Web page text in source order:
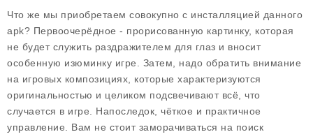
Что же мы приобретаем совокупно с инсталляцией данного
apk? Первоочерёдное - прорисованную картинку, которая
не будет служить раздражителем для глаз и вносит
особенную изюминку игре. Затем, надо обратить внимание
на игровых композициях, которые характеризуются
оригинальностью и целиком подсвечивают всё, что
случается в игре. Напоследок, чёткое и практичное
управление. Вам не стоит заморачиваться на поиск